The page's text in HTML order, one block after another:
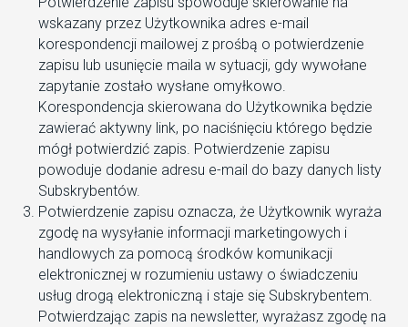
wskazany przez Użytkownika adres e-mail
korespondencji mailowej z prośbą o potwierdzenie
zapisu lub usunięcie maila w sytuacji, gdy wywołane
zapytanie zostało wysłane omyłkowo.
Korespondencja skierowana do Użytkownika będzie
zawierać aktywny link, po naciśnięciu którego będzie
mógł potwierdzić zapis. Potwierdzenie zapisu
powoduje dodanie adresu e-mail do bazy danych listy
Subskrybentów.
Potwierdzenie zapisu oznacza, że Użytkownik wyraża
zgodę na wysyłanie informacji marketingowych i
handlowych za pomocą środków komunikacji
elektronicznej w rozumieniu ustawy o świadczeniu
usług drogą elektroniczną i staje się Subskrybentem.
Potwierdzając zapis na newsletter, wyrażasz zgodę na